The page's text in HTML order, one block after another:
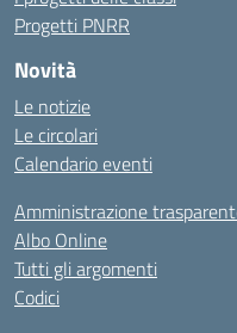
Progetti PNRR
Novità
Le notizie
Le circolari
Calendario eventi
Amministrazione
Albo Online
Tutti gli argomenti
Codici